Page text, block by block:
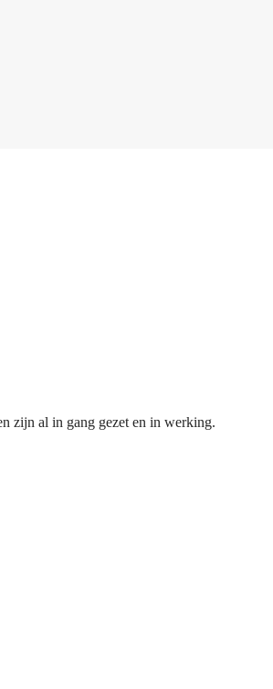
zijn al in gang gezet en in werking.